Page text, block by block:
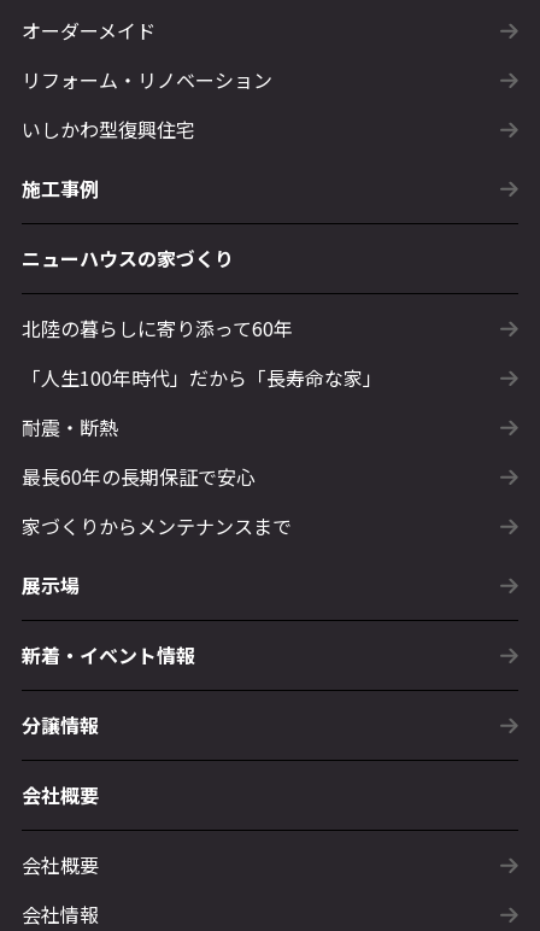
オーダーメイド
リフォーム・リノベーション
いしかわ型復興住宅
施工事例
ニューハウスの家づくり
北陸の暮らしに寄り添って60年
「人生100年時代」だから「長寿命な家」
耐震・断熱
最長60年の長期保証で安心
家づくりからメンテナンスまで
展示場
新着・イベント情報
分譲情報
会社概要
会社概要
会社情報